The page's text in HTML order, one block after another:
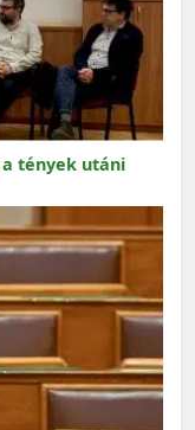
tények utáni